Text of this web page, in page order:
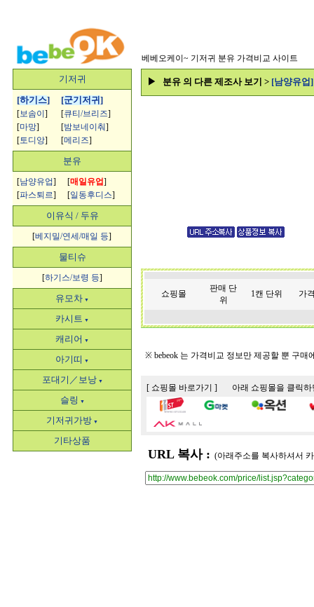
베베오케이~ 기저귀 분유 가격비교 사이트
기저귀
[하기스] [군기저귀 ]
[보솜이 ] [큐티/브리즈]
[마망] [밤보네이춰]
[토디앙] [메리즈]
분유
[남양유업] [매일유업]
[파스퇴르] [일동후디스]
이유식 / 두유
[베지밀/연세/매일 등]
물티슈
[하기스/보령 등]
유모차 ▼
카시트 ▼
캐리어 ▼
아기띠 ▼
포대기／보낭 ▼
슬링 ▼
기저귀가방 ▼
기타상품
▶ 분유 의 다른 제조사 보기 > [남양유
쇼핑몰
판매 단
위
1캔 단위 가
※ bebeok 는 가격비교 정보만 제공할 뿐 구
[ 쇼핑몰 바로가기 ] 아래 쇼핑몰을 클릭하
URL 복사 : (아래주소를 복사하셔서